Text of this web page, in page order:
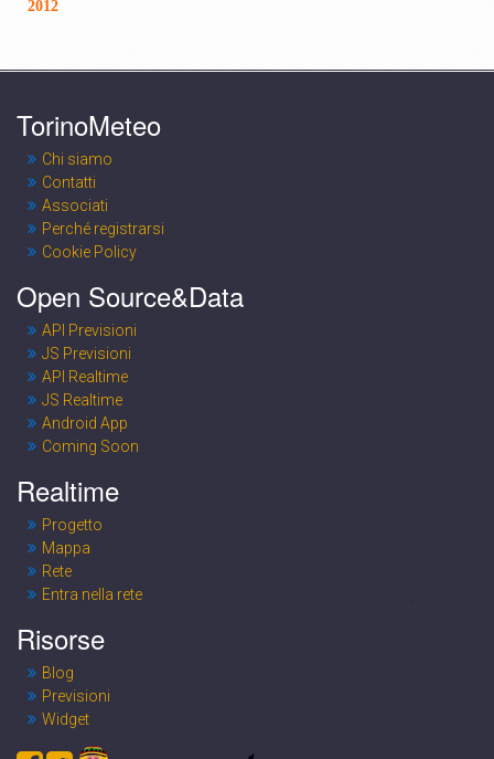
2012
TorinoMeteo
Chi siamo
Contatti
Associati
Perché registrarsi
Cookie Policy
Open Source&Data
API Previsioni
JS Previsioni
API Realtime
JS Realtime
Android App
Coming Soon
Realtime
Progetto
Mappa
Rete
Entra nella rete
Risorse
Blog
Previsioni
Widget